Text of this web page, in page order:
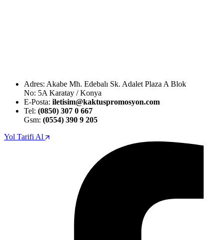
Adres: Akabe Mh. Edebalı Sk. Adalet Plaza A Blok
No: 5A Karatay / Konya
E-Posta: iletisim@kaktuspromosyon.com
Tel: (0850) 307 0 667
Gsm: (0554) 390 9 205
Yol Tarifi Al